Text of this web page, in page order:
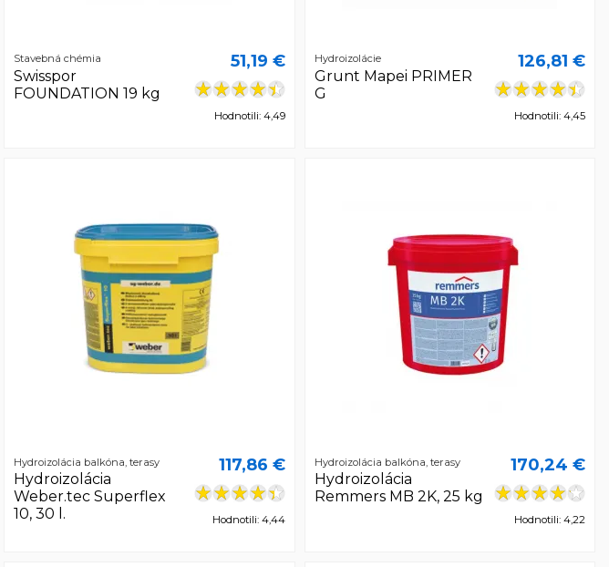
Stavebná chémia
Swisspor
FOUNDATION 19 kg
51,19 €
Hodnotili: 4,49
Hydroizolácie
Grunt Mapei PRIMER
G
126,81 €
Hodnotili: 4,45
Hydroizolácia balkóna, terasy
Hydroizolácia
Weber.tec Superflex
10, 30 l.
117,86 €
Hodnotili: 4,44
Hydroizolácia balkóna, terasy
Hydroizolácia
Remmers MB 2K, 25 kg
170,24 €
Hodnotili: 4,22